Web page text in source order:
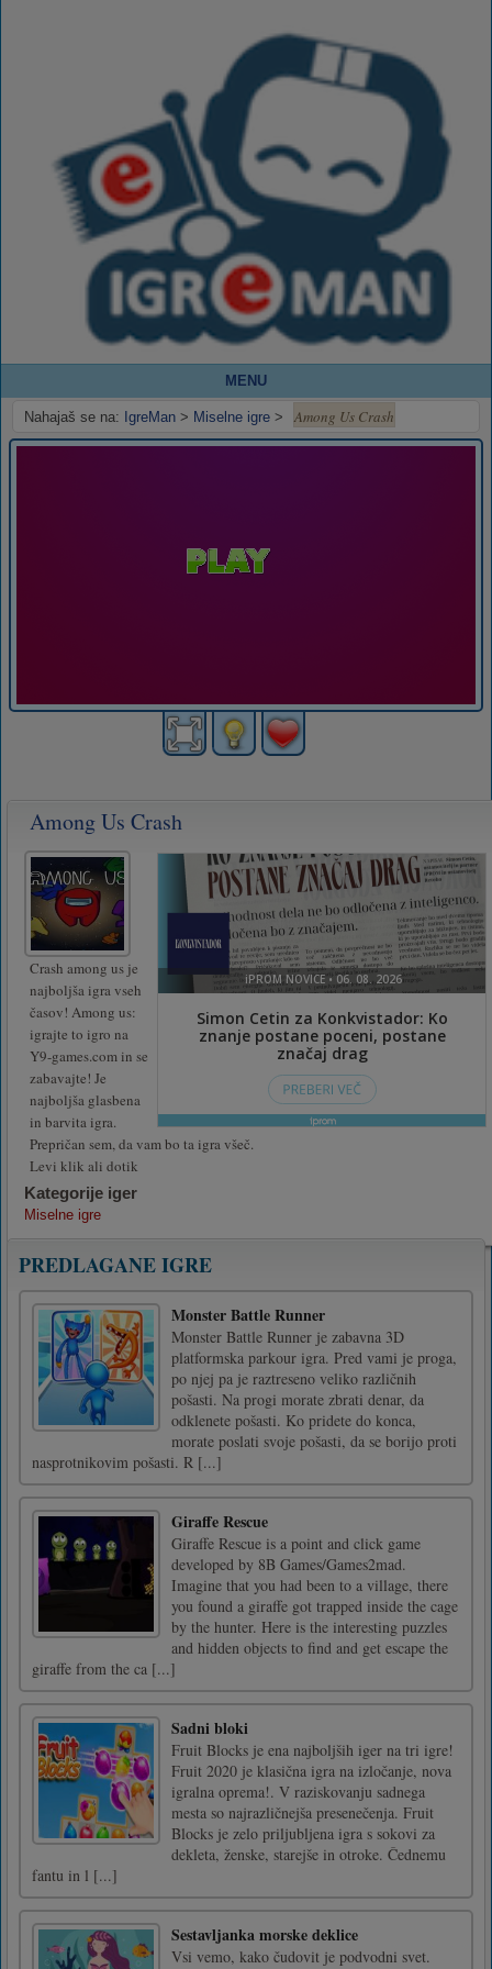
MENU
Nahajaš se na: IgreMan > Miselne igre > Among Us Crash
Among Us Crash
Crash among us je
najboljša igra vseh
časov! Among us:
igrajte to igro na
Y9-games.com in se
zabavajte! Je
najboljša glasbena
in barvita igra.
Prepričan sem, da vam bo ta igra všeč.
Levi klik ali dotik
Kategorije iger
Miselne igre
PREDLAGANE IGRE
Monster Battle Runner
Monster Battle Runner je zabavna 3D
platformska parkour igra. Pred vami je proga,
po njej pa je raztreseno veliko različnih
pošasti. Na progi morate zbrati denar, da
odklenete pošasti. Ko pridete do konca,
morate poslati svoje pošasti, da se borijo proti
nasprotnikovim pošasti. R [...]
Giraffe Rescue
Giraffe Rescue is a point and click game
developed by 8B Games/Games2mad.
Imagine that you had been to a village, there
you found a giraffe got trapped inside the cage
by the hunter. Here is the interesting puzzles
and hidden objects to find and get escape the
giraffe from the ca [...]
Sadni bloki
Fruit Blocks je ena najboljših iger na tri igre!
Fruit 2020 je klasična igra na izločanje, nova
igralna oprema!. V raziskovanju sadnega
mesta so najrazličnejša presenečenja. Fruit
Blocks je zelo priljubljena igra s sokovi za
dekleta, ženske, starejše in otroke. Čednemu
fantu in l [...]
Sestavljanka morske deklice
Vsi vemo, kako čudovit je podvodni svet.